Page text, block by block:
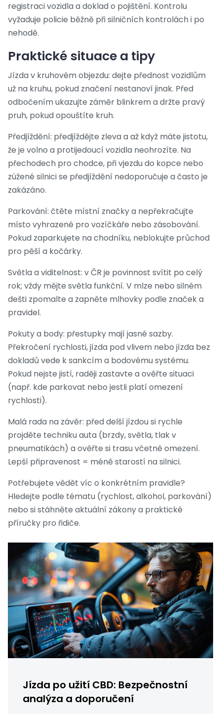
registraci vozidla a doklad o pojištění. Kontrolu
vyžaduje policie běžně při silničních kontrolách i po
nehodě.
Praktické situace a tipy
Jízda v kruhovém objezdu: dejte přednost vozidlům
už na kruhu, pokud značení nestanoví jinak. Před
odbočením ukazujte záměr blinkrem a držte pravý
pruh, pokud opouštíte kruh.
Předjíždění: předjíždějte zleva a až když máte jistotu,
že je volno a protijedoucí vozidla neohrozíte. Na
přechodech pro chodce, při vjezdu do kopce nebo
zúžené silnici se předjíždění nedoporučuje a často je
zakázáno.
Parkování: čtěte místní značky a nepřekračujte
místo vyhrazené pro vozíčkáře nebo zásobování.
Pokud zaparkujete na chodníku, neblokujte průchod
pro pěší a kočárky.
Světla a viditelnost: v ČR je povinnost svítit po celý
rok; vždy mějte světla funkční. V mlze nebo silném
dešti zpomalte a zapněte mlhovky podle značek a
pravidel.
Pokuty a body: přestupky mají jasné sazby.
Překročení rychlosti, jízda pod vlivem nebo jízda bez
dokladů vede k sankcím a bodovému systému.
Pokud nejste jistí, raději zastavte a ověřte situaci
(např. kde parkovat nebo jestli platí omezení
rychlosti).
Malá rada na závěr: před delší jízdou si rychle
projděte techniku auta (brzdy, světla, tlak v
pneumatikách) a ověřte si trasu včetně omezení.
Lepší připravenost = méně starostí na silnici.
Potřebujete vědět víc o konkrétním pravidle?
Hledejte podle tématu (rychlost, alkohol, parkování)
nebo si stáhněte aktuální zákony a praktické
příručky pro řidiče.
Jízda po užití CBD: Bezpečnostní
analýza a doporučení